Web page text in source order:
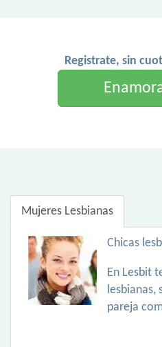
Registrate, sin
Mujeres Lesbianas
Chicas
En Lesbit
lesbianas,
pareja